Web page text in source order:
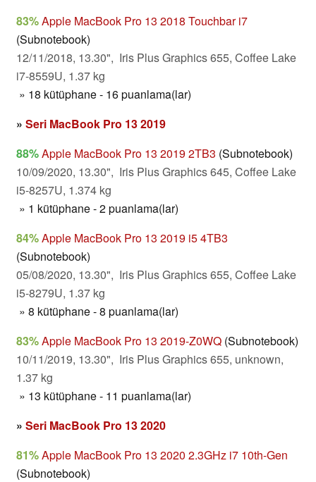
83%Apple MacBook Pro 13 2018 Touchbar i7
(Subnotebook)
12/11/2018, 13.30", Iris Plus Graphics 655, Coffee Lake
i7-8559U, 1.37 kg
» 18 kütüphane - 16 puanlama(lar)
» Seri MacBook Pro 13 2019
88%Apple MacBook Pro 13 2019 2TB3 (Subnotebook)
10/09/2020, 13.30", Iris Plus Graphics 645, Coffee Lake
i5-8257U, 1.374 kg
» 1 kütüphane - 2 puanlama(lar)
84%Apple MacBook Pro 13 2019 i5 4TB3
(Subnotebook)
05/08/2020, 13.30", Iris Plus Graphics 655, Coffee Lake
i5-8279U, 1.37 kg
» 8 kütüphane - 8 puanlama(lar)
83%Apple MacBook Pro 13 2019-Z0WQ (Subnotebook)
10/11/2019, 13.30", Iris Plus Graphics 655, unknown,
1.37 kg
» 13 kütüphane - 11 puanlama(lar)
» Seri MacBook Pro 13 2020
81%Apple MacBook Pro 13 2020 2.3GHz i7 10th-Gen
(Subnotebook)